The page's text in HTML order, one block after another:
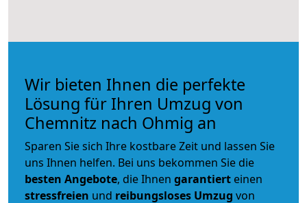
Wir bieten Ihnen die perfekte
Lösung für Ihren Umzug von
Chemnitz nach Ohmig an
Sparen Sie sich Ihre kostbare Zeit und lassen Sie
uns Ihnen helfen. Bei uns bekommen Sie die
besten Angebote, die Ihnen garantiert einen
stressfreien und reibungsloses Umzug von